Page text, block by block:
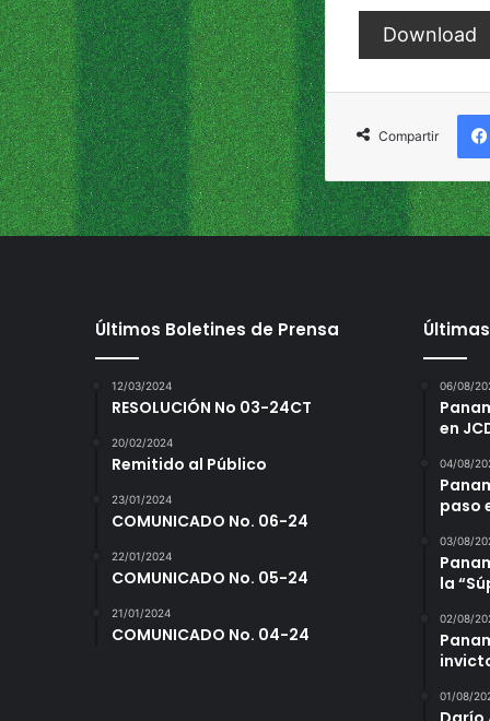
Download
Compartir
Últimos Boletines de Prensa
12/03/2024
RESOLUCIÓN No 03-24CT
20/02/2024
Remitido al Público
23/01/2024
COMUNICADO No. 06-24
22/01/2024
COMUNICADO No. 05-24
21/01/2024
COMUNICADO No. 04-24
06/08/
en
04/08/
paso
03/08/
la
02/08/
01/08/